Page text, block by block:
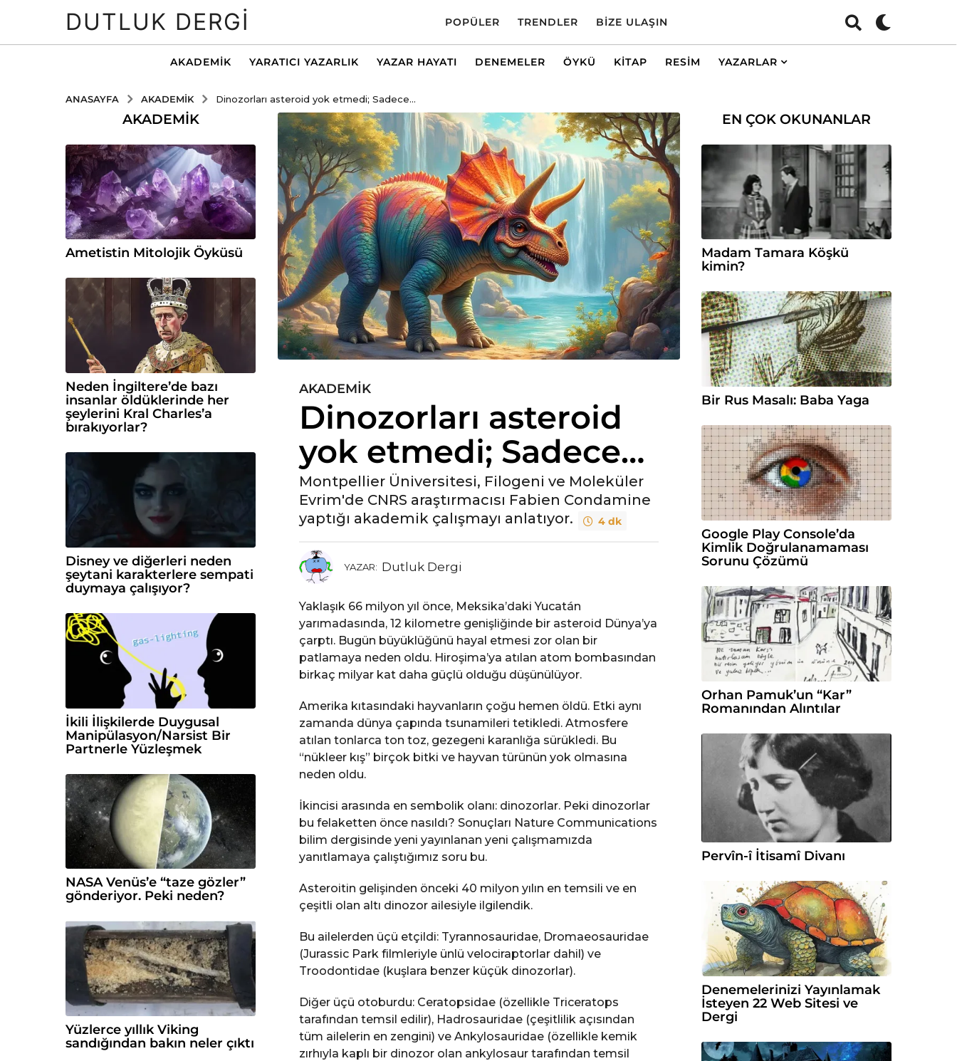
DUTLUK DERGI POPÜLER TRENDLER BIZE ULAŞIN
AKADEMIK YARATICI YAZARLIK YAZAR HAYATI DENEMELER ÖYKÜ KITAP RESIM YAZARLAR
ANASAYFA AKADEMIK Dinozorları asteroid yok etmedi; Sadece...
5
y
ö
n
c
e
8
y
ö
c
e
AKADEMIK
Dinozorları asteroid
yok etmedi; Sadece…
Montpellier Üniversitesi, Filogeni ve Moleküler
Evrim'de CNRS araştırmacısı Fabien Condamine
yaptığı akademik çalışmayı anlatıyor.
4 dk
YAZAR: Dutluk Dergi
Yaklaşık 66 milyon yıl önce, Meksika’daki Yucatán
yarımadasında, 12 kilometre genişliğinde bir asteroid Dünya’ya
çarptı. Bugün büyüklüğünü hayal etmesi zor olan bir
patlamaya neden oldu. Hiroşima’ya atılan atom bombasından
birkaç milyar kat daha güçlü olduğu düşünülüyor.
Amerika kıtasındaki hayvanların çoğu hemen öldü. Etki aynı
zamanda dünya çapında tsunamileri tetikledi. Atmosfere
atılan tonlarca ton toz, gezegeni karanlığa sürükledi. Bu
“nükleer kış” birçok bitki ve hayvan türünün yok olmasına
neden oldu.
İkincisi arasında en sembolik olanı: dinozorlar. Peki dinozorlar
bu felaketten önce nasıldı? Sonuçları Nature Communications
bilim dergisinde yeni yayınlanan yeni çalışmamızda
yanıtlamaya çalıştığımız soru bu.
Asteroitin gelişinden önceki 40 milyon yılın en temsili ve en
çeşitli olan altı dinozor ailesiyle ilgilendik.
Bu ailelerden üçü etçildi: Tyrannosauridae, Dromaeosauridae
(Jurassic Park filmleriyle ünlü velociraptorlar dahil) ve
Troodontidae (kuşlara benzer küçük dinozorlar).
Diğer üçü otoburdu: Ceratopsidae (özellikle Triceratops
tarafından temsil edilir), Hadrosauridae (çeşitlilik açısından
tüm ailelerin en zengini) ve Ankylosauridae (özellikle kemik
zırhıyla kaplı bir dinozor olan ankylosaur tarafından temsil
AKADEMIK
Ametistin Mitolojik Öyküsü
Neden İngiltere’de bazı
insanlar öldüklerinde her
şeylerini Kral Charles’a
bırakıyorlar?
Disney ve diğerleri neden
şeytani karakterlere sempati
duymaya çalışıyor?
İkili İlişkilerde Duygusal
Manipülasyon/Narsist Bir
Partnerle Yüzleşmek
NASA Venüs’e “taze gözler”
gönderiyor. Peki neden?
Yüzlerce yıllık Viking
sandığından bakın neler çıktı
EN ÇOK OKUNANLAR
Madam Tamara Köşkü
kimin?
Bir Rus Masalı: Baba Yaga
Google Play Console’da
Kimlik Doğrulanamaması
Sorunu Çözümü
Orhan Pamuk’un “Kar”
Romanından Alıntılar
Pervîn-î İtisamî Divanı
Denemelerinizi Yayınlamak
İsteyen 22 Web Sitesi ve
Dergi